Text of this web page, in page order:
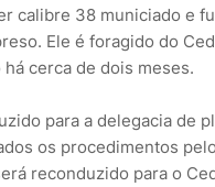
calibre 38 municiado e
Ele é foragido do
cerca de dois meses.
para a delegacia de
os procedimentos
reconduzido para o